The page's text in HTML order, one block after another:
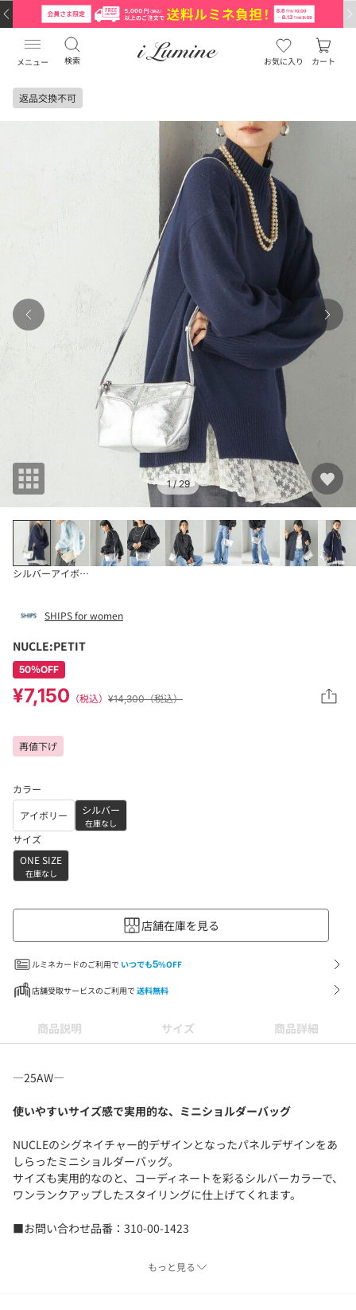
メニュー 検索 お気に入り カート
返品交換不可
1/ 29
シルバーアイボリー
SHIPS for women
NUCLE:PETIT
50％OFF
¥7,150 （税込） ¥14,300（税込）
再値下げ
カラー
アイボリー
シルバー
在庫なし
サイズ
ONE SIZE
在庫なし
店舗在庫を見る
ルミネカードのご利用で いつでも5%OFF
店舗受取サービスのご利用で 送料無料
商品説明 サイズ 商品詳細
―25AW―
使いやすいサイズ感で実用的な、ミニショルダーバッグ
NUCLEのシグネイチャー的デザインとなったパネルデザインをあ
しらったミニショルダーバッグ。
サイズも実用的なのと、コーディネートを彩るシルバーカラーで、
ワンランクアップしたスタイリングに仕上げてくれます。
■お問い合わせ品番：310-00-1423
もっと見る